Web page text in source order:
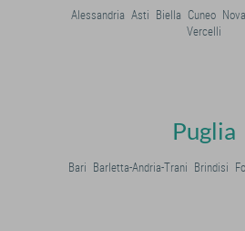
Alessandria Asti Biella Cuneo
Vercelli
Puglia
Bari Barletta-Andria-Trani Brindisi